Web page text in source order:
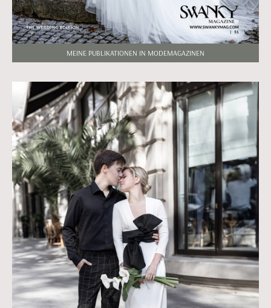
MEINE PUBLIKATIONEN IN MODEMAGAZINEN